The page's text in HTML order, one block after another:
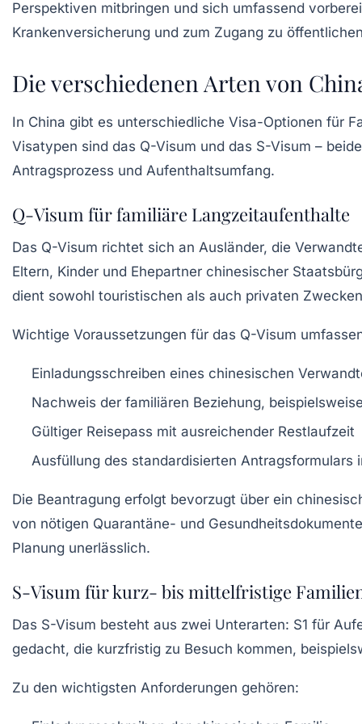
Perspektiven mitbringen und sich umfassend
Krankenversicherung und zum Zugang zu
Die verschiedenen Arten von
In China gibt es unterschiedliche Visa-Optionen für
Visatypen sind das Q-Visum und das S-Visum –
Antragsprozess und Aufenthaltsumfang.
Q-Visum für familiäre Langzeitaufenthalte
Das Q-Visum richtet sich an Ausländer, die
Eltern, Kinder und Ehepartner chinesischer
dient sowohl touristischen als auch privaten
Wichtige Voraussetzungen für das Q-Visum
Einladungsschreiben eines chinesischen
Nachweis der familiären Beziehung,
Gültiger Reisepass mit ausreichender Restlaufzeit
Ausfüllung des standardisierten Antragsformulars
Die Beantragung erfolgt bevorzugt über ein
von nötigen Quarantäne- und
Planung unerlässlich.
S-Visum für kurz- bis mittelfristige
Das S-Visum besteht aus zwei Unterarten: S1 für
gedacht, die kurzfristig zu Besuch kommen,
Zu den wichtigsten Anforderungen gehören: